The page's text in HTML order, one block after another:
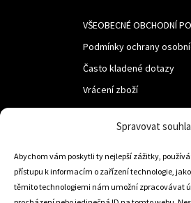
Spravovat
Abychom vám poskytli ty nejlepší zážitky,
přístupu k informacím o zařízení technologie, jako
těmito technologiemi nám umožní zpracovávat
VŠEOBECNÉ OBCHODNÍ
Podmínky ochrany
Často kladené dotazy
Vrácení zboží
LUF s.r.o.
Nám. M.R.Štefanika 518,
Trstená 02801